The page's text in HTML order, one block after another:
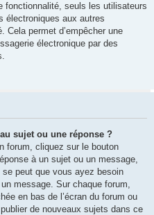
seuls les utilisateurs
électroniques aux autres
Cela permet d’empêcher une
électronique par des
sujet ou une réponse ?
forum, cliquez sur le bouton
à un sujet ou un message,
peut que vous ayez besoin
message. Sur chaque forum,
en bas de l’écran du forum ou
de nouveaux sujets dans ce